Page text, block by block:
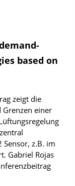
based on
zeigt die
einer
Sensor, z.B. im
Gabriel Rojas